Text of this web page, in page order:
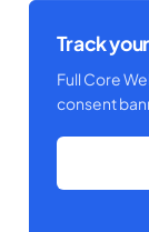
Track
Full Core
consent